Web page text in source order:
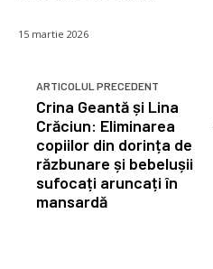
15 martie 2026
ARTICOLUL PRECEDENT
Crina Geantă și Lina
Crăciun: Eliminarea
copiilor din dorința de
răzbunare și bebelușii
sufocați aruncați în
mansardă